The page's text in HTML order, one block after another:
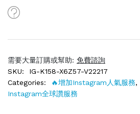
需要大量訂購或幫助: 免費諮詢
SKU:
IG-K158-X6Z57-V22217
Categories:
🔥增加Instagram人氣服務,
Instagram全球讚服務